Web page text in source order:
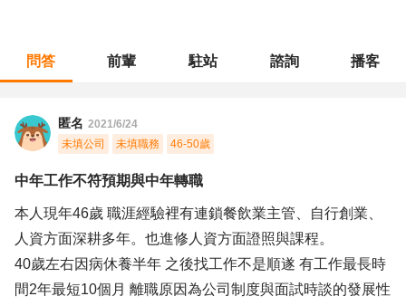
問答 前輩 駐站 諮詢 播客
匿名 2021/6/24
未填公司
未填職務 46-50歲
中年工作不符預期與中年轉職
本人現年46歲 職涯經驗裡有連鎖餐飲業主管、自行創業、
人資方面深耕多年。也進修人資方面證照與課程。
40歲左右因病休養半年 之後找工作不是順遂 有工作最長時
間2年最短10個月 離職原因為公司制度與面試時談的發展性